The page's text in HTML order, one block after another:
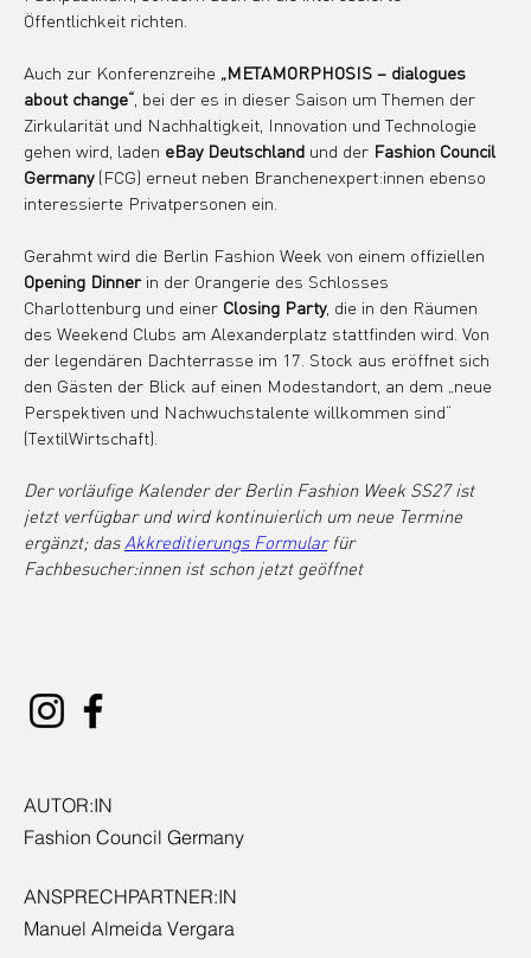
Öffentlichkeit richten.
Auch zur Konferenzreihe „METAMORPHOSIS – dialogues
about change“ , bei der es in dieser Saison um Themen der
Zirkularität und Nachhaltigkeit, Innovation und Technologie
gehen wird, laden eBay Deutschland und der Fashion Council
Germany (FCG) erneut neben Branchenexpert:innen ebenso
interessierte Privatpersonen ein.
Gerahmt wird die Berlin Fashion Week von einem offiziellen
Opening Dinner in der Orangerie des Schlosses
Charlottenburg und einer Closing Party, die in den Räumen
des Weekend Clubs am Alexanderplatz stattfinden wird. Von
der legendären Dachterrasse im 17. Stock aus eröffnet sich
den Gästen der Blick auf einen Modestandort, an dem „neue
Perspektiven und Nachwuchstalente willkommen sind“
(TextilWirtschaft).
Der vorläufige Kalender der Berlin Fashion Week SS27 ist
jetzt verfügbar und wird kontinuierlich um neue Termine
ergänzt; das Akkreditierungs Formular für
Fachbesucher:innen ist schon jetzt geöffnet
AUTOR:IN
Fashion Council Germany
ANSPRECHPARTNER:IN
Manuel Almeida Vergara